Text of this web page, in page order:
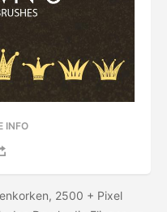
INFO
2500 + Pixel